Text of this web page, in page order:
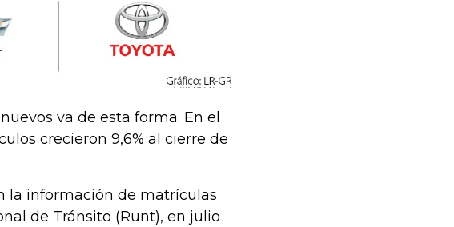
va de esta forma. En el
crecieron 9,6% al cierre de
la información de matrículas
de Tránsito (Runt), en julio